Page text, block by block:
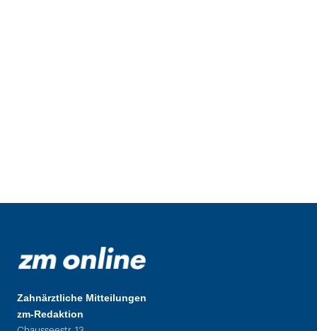
Zahnärztliche Mitteilungen
zm-Redaktion